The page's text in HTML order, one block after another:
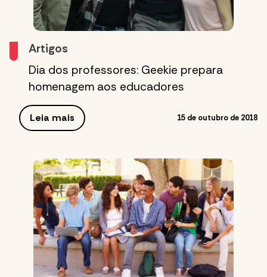
Artigos
Dia dos professores: Geekie prepara
homenagem aos educadores
Leia mais 15 de outubro de 2018